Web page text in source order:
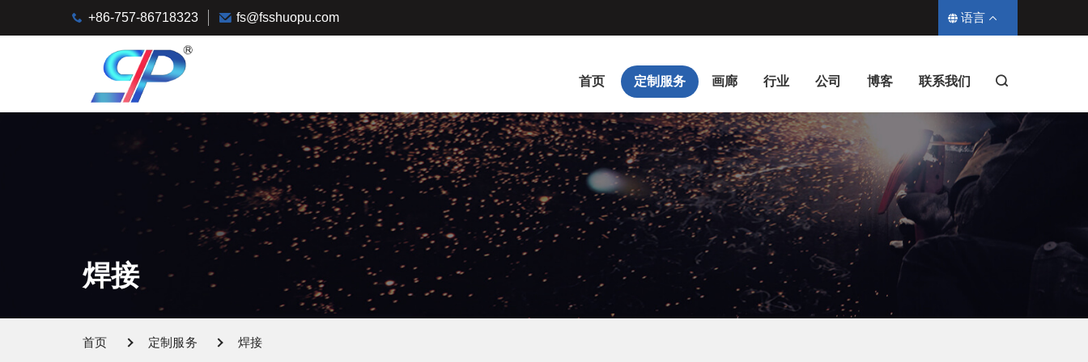
+86-757-86718323 fs@fsshuopu.com 语言
首页 定制服务 画廊 行业 公司 博客 联系我们
焊接
首页 定制服务 焊接